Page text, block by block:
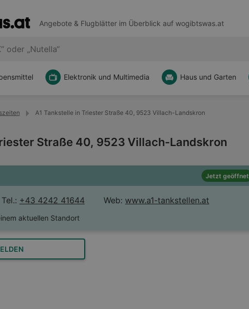
Angebote & Flugblätter im Überblick auf wogibtswas.at
Elektronik und Multimedia Haus und Garten
A1 Tankstelle in Triester Straße 40, 9523 Villach-Landskron
Straße 40, 9523 Villach-Landskron
Jetzt geöffnet
Tel.: +43 4242 41644 Web: www.a1-tankstellen.at
aktuellen Standort